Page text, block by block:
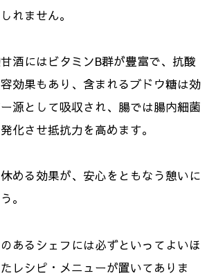
れません。
酒にはビタミンB群が豊富で、抗酸
効果もあり、含まれるブドウ糖は効
源として吸収され、腸では腸内細菌
化させ抵抗力を高めます。
める効果が、安心をともなう憩いに
。
あるシェフには必ずといってよいほ
レシピ・メニューが置いてありま